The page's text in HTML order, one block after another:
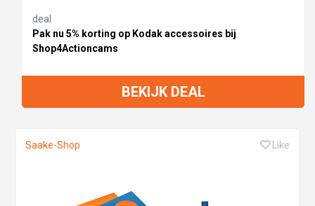
deal
Pak nu 5% korting op Kodak accessoires bij
Shop4Actioncams
BEKIJK DEAL
Saake-Shop Like